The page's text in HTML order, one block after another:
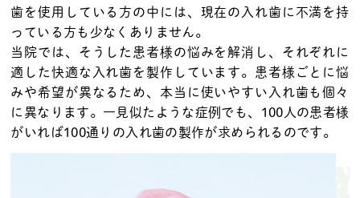
歯を使用している方の中には、現在の入れ歯に不満を持
っている方も少なくありません。
当院では、そうした患者様の悩みを解消し、それぞれに
適した快適な入れ歯を製作しています。患者様ごとに悩
みや希望が異なるため、本当に使いやすい入れ歯も個々
に異なります。一見似たような症例でも、100人の患者様
がいれば100通りの入れ歯の製作が求められるのです。